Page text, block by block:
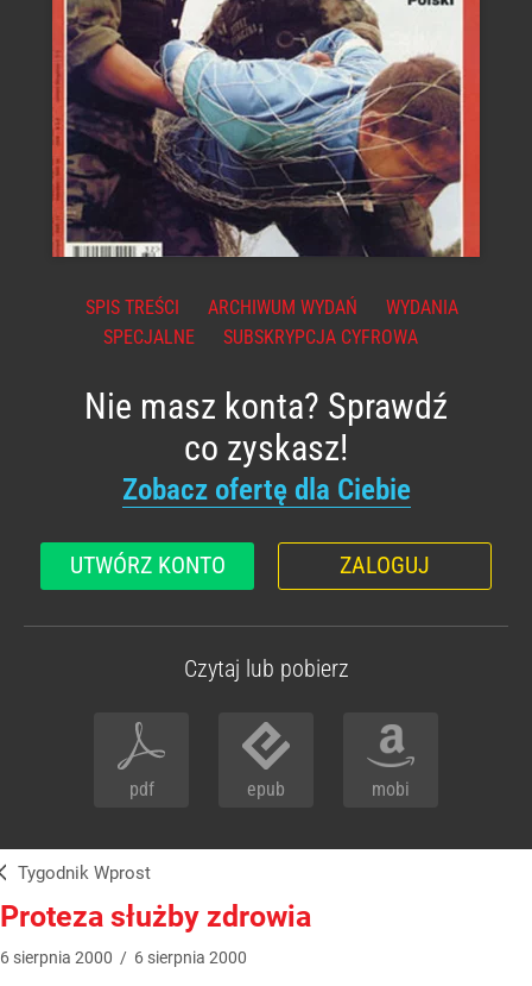
SPIS TREŚCI ARCHIWUM WYDAŃ
WYDANIA
SPECJALNE
SUBSKRYPCJA CYFROWA
Nie masz konta? Sprawdź
co zyskasz!
Zobacz ofertę dla Ciebie
UTWÓRZ KONTO ZALOGUJ
Czytaj lub pobierz
pdf epub mobi
Tygodnik Wprost
Proteza służby zdrowia
6 sierpnia 2000 / 6 sierpnia 2000